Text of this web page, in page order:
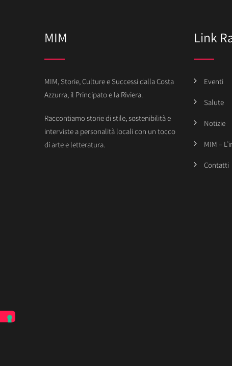
MIM
MIM, Storie, Culture e Successi dalla Costa
Azzurra, il Principato e la Riviera.
Raccontiamo storie di stile, sostenibilità e
interviste a personalità locali con un tocco
di arte e letteratura.
Link
Eventi
Salute
Notizie
MIM –
Contatti